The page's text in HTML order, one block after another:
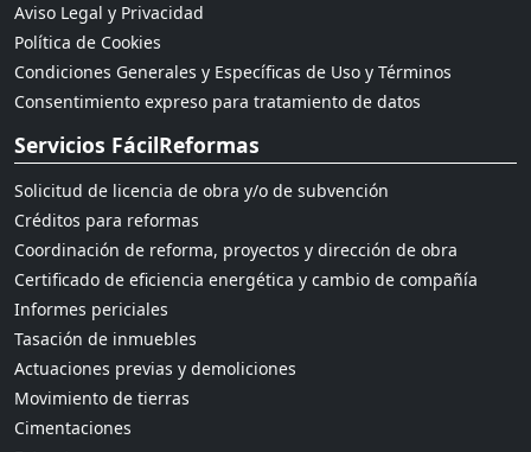
Aviso Legal y Privacidad
Política de Cookies
Condiciones Generales y Específicas de Uso y Términos
Consentimiento expreso para tratamiento de datos
Servicios FácilReformas
Solicitud de licencia de obra y/o de subvención
Créditos para reformas
Coordinación de reforma, proyectos y dirección de obra
Certificado de eficiencia energética y cambio de compañía
Informes periciales
Tasación de inmuebles
Actuaciones previas y demoliciones
Movimiento de tierras
Cimentaciones